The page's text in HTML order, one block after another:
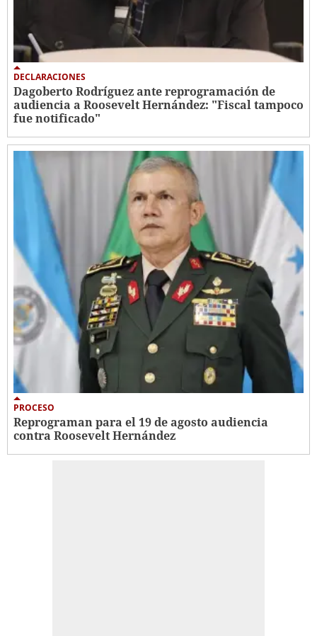
DECLARACIONES
Dagoberto Rodríguez ante reprogramación de
audiencia a Roosevelt Hernández: "Fiscal tampoco
fue notificado"
PROCESO
Reprograman para el 19 de agosto audiencia
contra Roosevelt Hernández